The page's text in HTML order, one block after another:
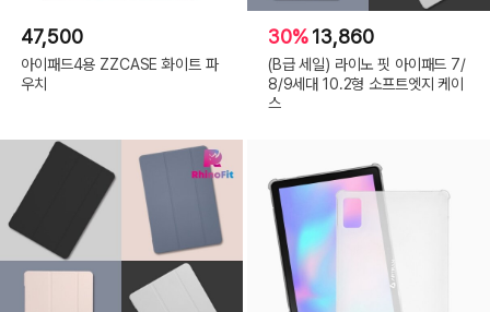
47,500
아이패드4용 ZZCASE 화이트 파
우치
30%13,860
(B급 세일) 라이노 핏 아이패드 7/
8/9세대 10.2형 소프트엣지 케이
스